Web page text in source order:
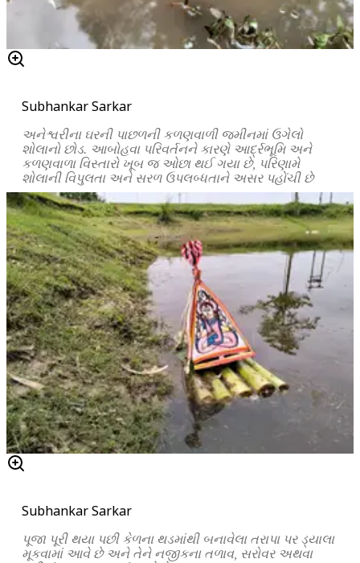
Subhankar Sarkar
અનેશ્વરીના ઘરની પાછળની કળણવાળી જમીનમાં ઉગેલો
શોલાનો છોડ. આબોહવા પરિવર્તનને કારણે આર્દ્રભૂમિ અને
કળણવાળા વિસ્તારો ખૂબ જ ઓછા થઈ ગયા છે, પરિણામે
શોલાની વિપુલતા અને સરળ ઉપલબ્ધતાને અસર પહોંચી છે
Subhankar Sarkar
પૂજા પૂરી થયા પછી કેળના થડમાંથી બનાવેલા તરાપા પર ડ્યાલા
મૂકવામાં આવે છે અને તેને નજીકના તળાવ, સરોવર અથવા